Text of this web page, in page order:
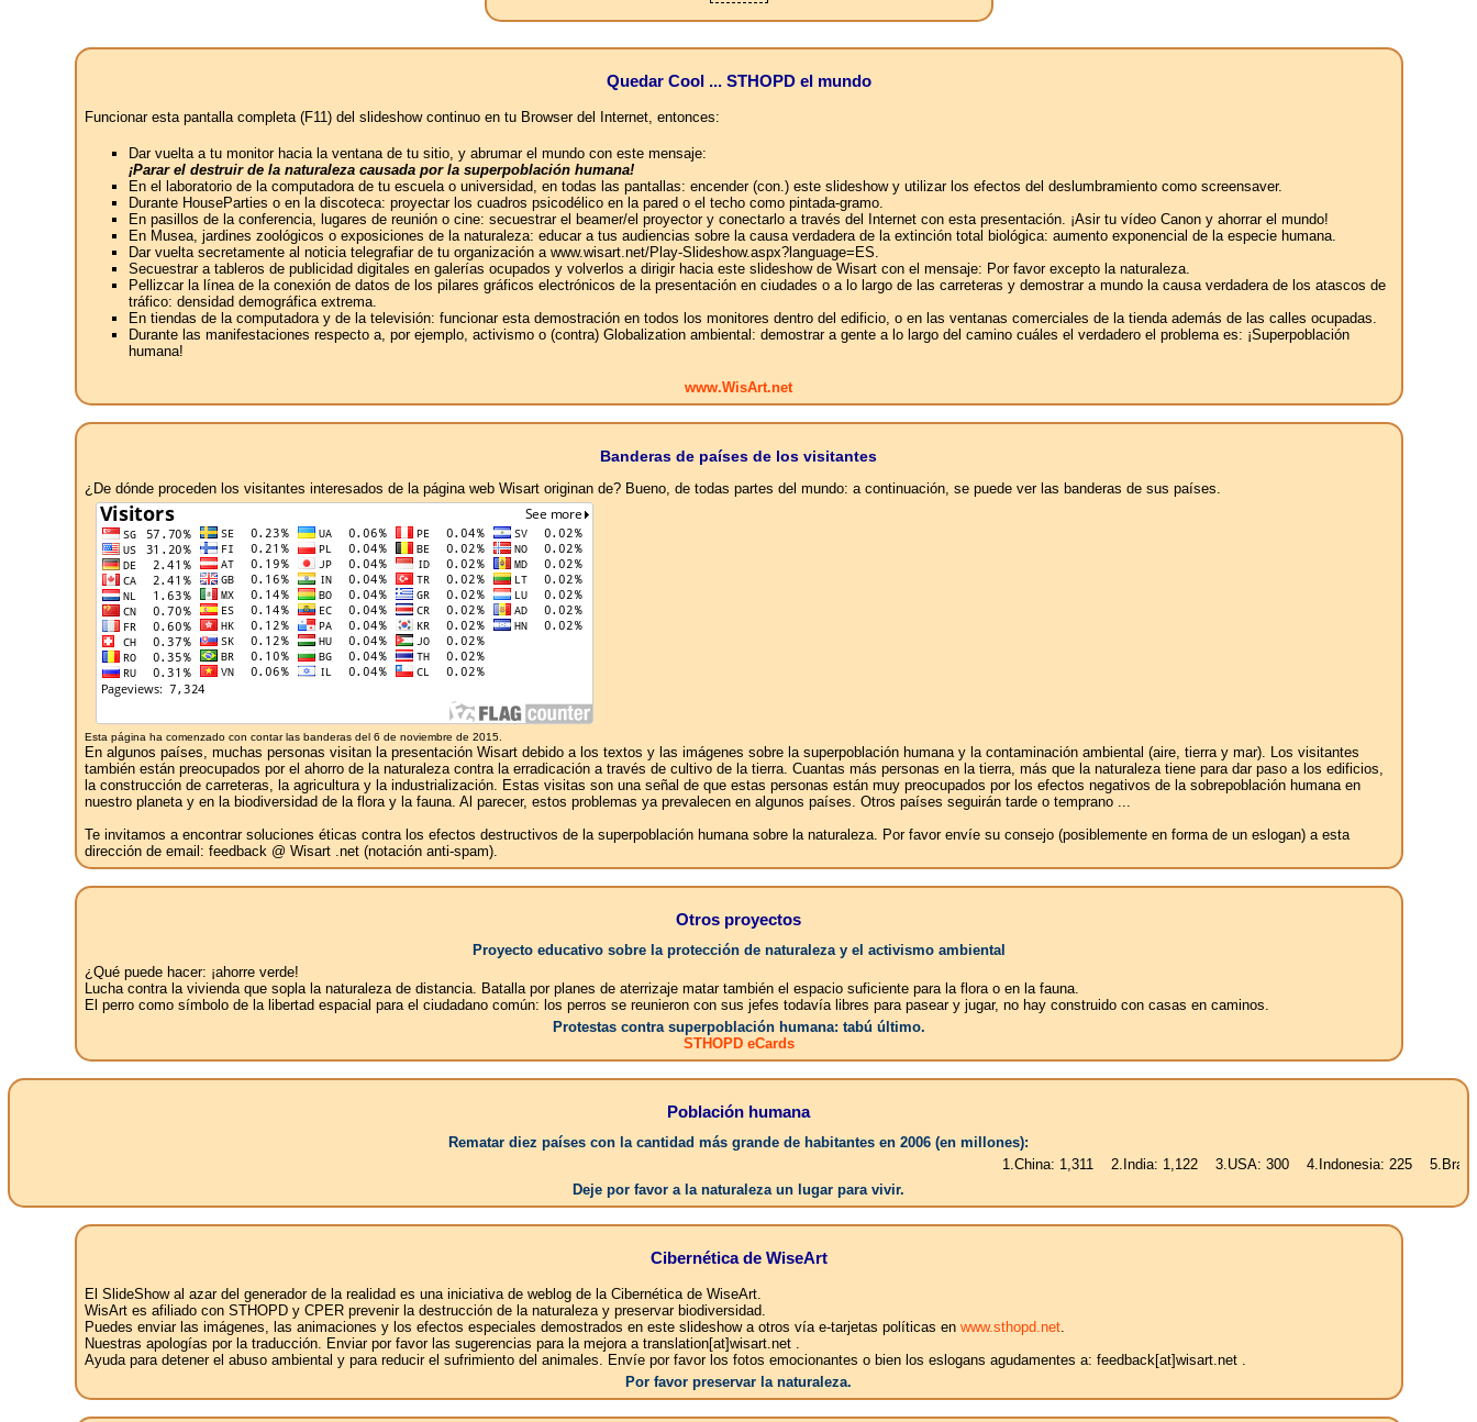
Quedar Cool ... STHOPD el mundo
Funcionar esta pantalla completa (F11) del slideshow continuo en tu Browser del Internet, entonces:
Dar vuelta a tu monitor hacia la ventana de tu sitio, y abrumar el mundo con este mensaje:
¡Parar el destruir de la naturaleza causada por la superpoblación humana!
En el laboratorio de la computadora de tu escuela o universidad, en todas las pantallas: encender (con.) este slideshow y utilizar los efectos del deslumbramiento como screensaver.
Durante HouseParties o en la discoteca: proyectar los cuadros psicodélico en la pared o el techo como pintada-gramo.
En pasillos de la conferencia, lugares de reunión o cine: secuestrar el beamer/el proyector y conectarlo a través del Internet con esta presentación. ¡Asir tu vídeo Canon y ahorrar el mundo!
En Musea, jardines zoológicos o exposiciones de la naturaleza: educar a tus audiencias sobre la causa verdadera de la extinción total biológica: aumento exponencial de la especie humana.
Dar vuelta secretamente al noticia telegrafiar de tu organización a www.wisart.net/Play-Slideshow.aspx?language=ES.
Secuestrar a tableros de publicidad digitales en galerías ocupados y volverlos a dirigir hacia este slideshow de Wisart con el mensaje: Por favor excepto la naturaleza.
Pellizcar la línea de la conexión de datos de los pilares gráficos electrónicos de la presentación en ciudades o a lo largo de las carreteras y demostrar a mundo la causa verdadera de los atascos de
tráfico: densidad demográfica extrema.
En tiendas de la computadora y de la televisión: funcionar esta demostración en todos los monitores dentro del edificio, o en las ventanas comerciales de la tienda además de las calles ocupadas.
Durante las manifestaciones respecto a, por ejemplo, activismo o (contra) Globalization ambiental: demostrar a gente a lo largo del camino cuáles el verdadero el problema es: ¡Superpoblación
humana!
www.WisArt.net
Banderas de países de los visitantes
¿De dónde proceden los visitantes interesados ​​de la página web Wisart originan de? Bueno, de todas partes del mundo: a continuación, se puede ver las banderas de sus países.
Esta página ha comenzado con contar las banderas del 6 de noviembre de 2015.
En algunos países, muchas personas visitan la presentación Wisart debido a los textos y las imágenes sobre la superpoblación humana y la contaminación ambiental (aire, tierra y mar). Los visitantes
también están preocupados por el ahorro de la naturaleza contra la erradicación a través de cultivo de la tierra. Cuantas más personas en la tierra, más que la naturaleza tiene para dar paso a los edificios,
la construcción de carreteras, la agricultura y la industrialización. Estas visitas son una señal de que estas personas están muy preocupados por los efectos negativos de la sobrepoblación humana en
nuestro planeta y en la biodiversidad de la flora y la fauna. Al parecer, estos problemas ya prevalecen en algunos países. Otros países seguirán tarde o temprano ...
Te invitamos a encontrar soluciones éticas contra los efectos destructivos de la superpoblación humana sobre la naturaleza. Por favor envíe su consejo (posiblemente en forma de un eslogan) a esta
dirección de email: feedback @ Wisart .net (notación anti-spam).
Otros proyectos
Proyecto educativo sobre la protección de naturaleza y el activismo ambiental
¿Qué puede hacer: ¡ahorre verde!
Lucha contra la vivienda que sopla la naturaleza de distancia. Batalla por planes de aterrizaje matar también el espacio suficiente para la flora o en la fauna.
El perro como símbolo de la libertad espacial para el ciudadano común: los perros se reunieron con sus jefes todavía libres para pasear y jugar, no hay construido con casas en caminos.
Protestas contra superpoblación humana: tabú último.
STHOPD eCards
Población humana
Rematar diez países con la cantidad más grande de habitantes en 2006 (en millones):
1.China: 1,311 2.India: 1,122 3.USA: 300 4.Indonesia: 225 5.Brasil: 187
Deje por favor a la naturaleza un lugar para vivir.
Cibernética de WiseArt
El SlideShow al azar del generador de la realidad es una iniciativa de weblog de la Cibernética de WiseArt.
WisArt es afiliado con STHOPD y CPER prevenir la destrucción de la naturaleza y preservar biodiversidad.
Puedes enviar las imágenes, las animaciones y los efectos especiales demostrados en este slideshow a otros vía e-tarjetas políticas en www.sthopd.net.
Nuestras apologías por la traducción. Enviar por favor las sugerencias para la mejora a translation[at]wisart.net .
Ayuda para detener el abuso ambiental y para reducir el sufrimiento del animales. Envíe por favor los fotos emocionantes o bien los eslogans agudamentes a: feedback[at]wisart.net .
Por favor preservar la naturaleza.